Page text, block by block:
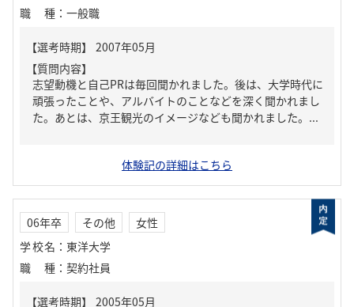
職種 ： 一般職
【質問内容】
志望動機と自己PRは毎回聞かれました。後は、大学時代に
頑張ったことや、アルバイトのことなどを深く聞かれまし
た。あとは、京王観光のイメージなども聞かれました。...
体験記の詳細はこちら
06年卒 その他
女性
学校名 ： 東洋大学
職種 ： 契約社員